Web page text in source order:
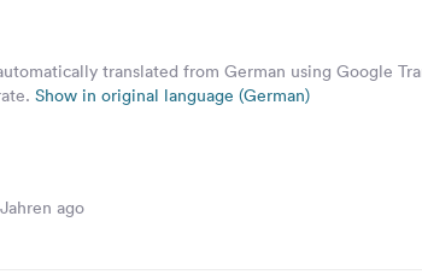
translated from German using Google
Show in original language (German)
ago